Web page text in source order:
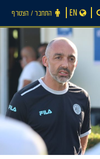
התחבר ‪/‬ הצטרף EN